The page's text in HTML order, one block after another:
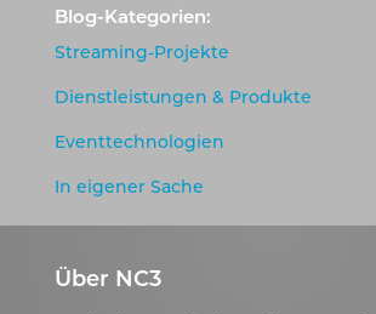
Blog-Kategorien:
Streaming-Projekte
Dienstleistungen & Produkte
Eventtechnologien
In eigener Sache
Über NC3